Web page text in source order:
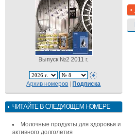
Выпуск №2 2011 г.
Архив номеров |Подписка
ЧИТАЙТЕ В СЛЕДУЮЩЕМ НОМЕРЕ
Молочные продукты для здоровья и
активного долголетия